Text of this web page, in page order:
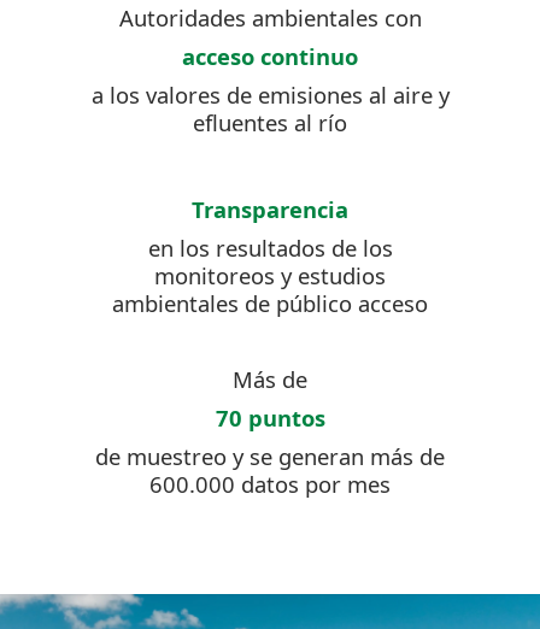
Autoridades ambientales con
acceso continuo
a los valores de emisiones al aire y
efluentes al río
Transparencia
en los resultados de los
monitoreos y estudios
ambientales de público acceso
Más de
70 puntos
de muestreo y se generan más de
600.000 datos por mes